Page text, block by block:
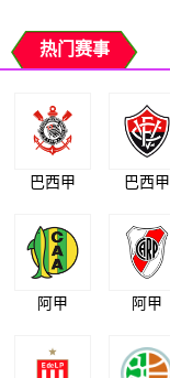
热门赛事
巴西甲 巴西甲
阿甲 阿甲